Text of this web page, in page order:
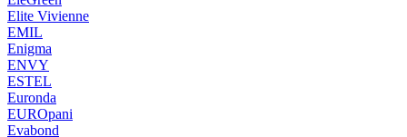
Elite Vivienne
EMIL
Enigma
ENVY
ESTEL
Euronda
EUROpani
Evabond